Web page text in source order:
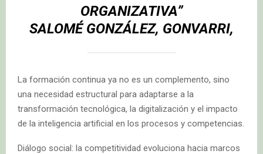
ORGANIZATIVA”
SALOMÉ GONZÁLEZ, GONVARRI,
La formación continua ya no es un complemento, sino
una necesidad estructural para adaptarse a la
transformación tecnológica, la digitalización y el impacto
de la inteligencia artificial en los procesos y competencias.
Diálogo social: la competitividad evoluciona hacia marcos